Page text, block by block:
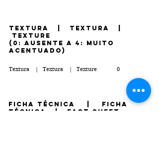
TEXTURA | Textura |
Texture
(0: ausente a 4: muito
acentuado)
Textura | Textura | Texture 0
FICHA TÉCNICA | Ficha
Técnica | Fact Sheet